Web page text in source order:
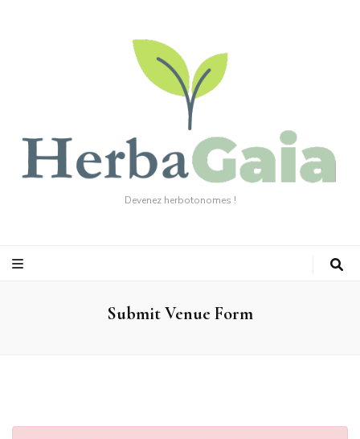
Devenez herbotonomes !
Submit Venue Form